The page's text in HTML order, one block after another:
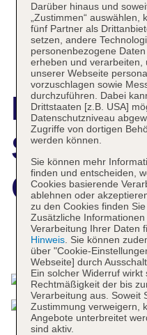
Scandic
Das bietet Ihre
Darüber hinaus und
„Zustimmen“ auswählen,
fünf Partner als
setzen, andere
personenbezogene
erheben und verarbeiten,
unserer Webseite
vorzuschlagen sowie
durchzuführen. Dabei
Drittstaaten [z.B. USA]
Datenschutzniveau
Zugriffe von dortigen
werden können.
Sie können mehr
finden und entscheiden,
Cookies basierende
ablehnen oder
zu den Cookies finden Sie
Zusätzliche
Verarbeitung Ihrer Daten
Hinweis. Sie können
über "Cookie-
Webseite] durch
Ein solcher Widerruf wirkt
Rechtmäßigkeit der bis
Verarbeitung aus. Soweit
Zustimmung verweigern,
Angebote unterbreitet
sind aktiv.